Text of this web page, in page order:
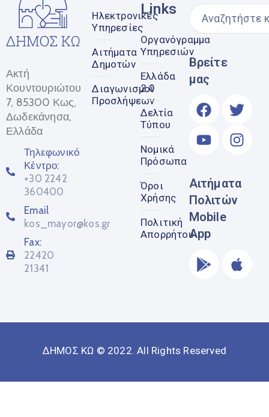
Ακτή
Κουντουριώτου
7, 85300 Κως,
Δωδεκάνησα,
Ελλάδα
Τηλεφωνικό
Κέντρο:
+30 2242
360400
Email
kos_mayor@kos.gr
Fax:
22420
21341
Ηλεκτρονικές
Υπηρεσίες
Αιτήματα
Δημοτών
Διαγωνισμοί
Προσλήψεων
Links
Οργανόγραμμα
Υπηρεσιών
Ελλάδα
2.0
Δελτία
Τύπου
Νομικά
Πρόσωπα
Όροι
Χρήσης
Πολιτική
Απορρήτου
Βρείτε
μας
Αιτήματα
Πολιτών
Mobile
App
ΔΗΜΟΣ ΚΩ © 2022. All Rights Reserved